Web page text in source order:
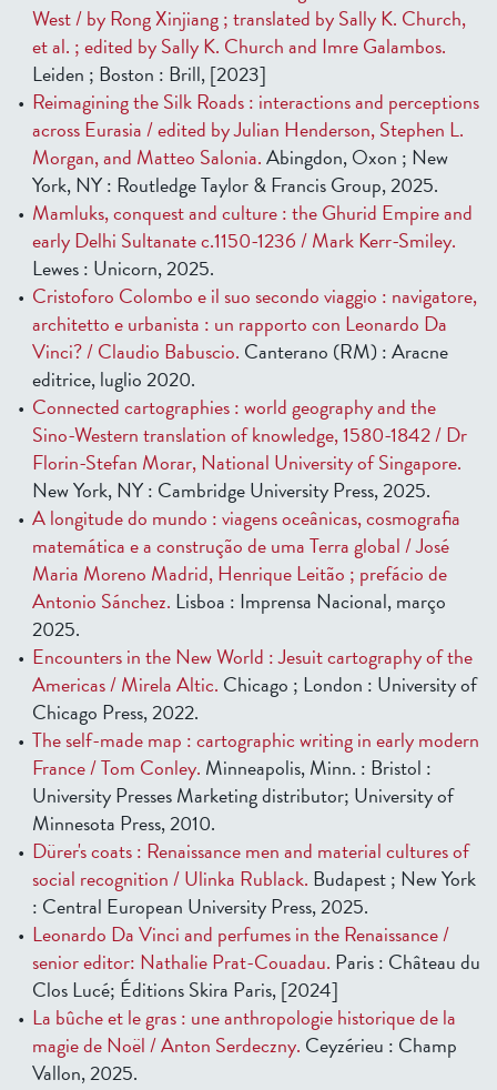
West / by Rong Xinjiang ; translated by Sally K. Church,
et al. ; edited by Sally K. Church and Imre Galambos.
Leiden ; Boston : Brill, [2023]
Reimagining the Silk Roads : interactions and perceptions
across Eurasia / edited by Julian Henderson, Stephen L.
Morgan, and Matteo Salonia.Abingdon, Oxon ; New
York, NY : Routledge Taylor & Francis Group, 2025.
Mamluks, conquest and culture : the Ghurid Empire and
early Delhi Sultanate c.1150-1236 / Mark Kerr-Smiley.
Lewes : Unicorn, 2025.
Cristoforo Colombo e il suo secondo viaggio : navigatore,
architetto e urbanista : un rapporto con Leonardo Da
Vinci? / Claudio Babuscio. Canterano (RM) : Aracne
editrice, luglio 2020.
Connected cartographies : world geography and the
Sino-Western translation of knowledge, 1580-1842 / Dr
Florin-Stefan Morar, National University of Singapore.
New York, NY : Cambridge University Press, 2025.
A longitude do mundo : viagens oceânicas, cosmografia
matemática e a construção de uma Terra global / José
Maria Moreno Madrid, Henrique Leitão ; prefácio de
Antonio Sánchez. Lisboa : Imprensa Nacional, março
2025.
Encounters in the New World : Jesuit cartography of the
Americas / Mirela Altic. Chicago ; London : University of
Chicago Press, 2022.
The self-made map : cartographic writing in early modern
France / Tom Conley. Minneapolis, Minn. : Bristol :
University Presses Marketing distributor; University of
Minnesota Press, 2010.
Dürer's coats : Renaissance men and material cultures of
social recognition / Ulinka Rublack. Budapest ; New York
: Central European University Press, 2025.
Leonardo Da Vinci and perfumes in the Renaissance /
senior editor: Nathalie Prat-Couadau. Paris : Château du
Clos Lucé; Éditions Skira Paris, [2024]
La bûche et le gras : une anthropologie historique de la
magie de Noël / Anton Serdeczny. Ceyzérieu : Champ
Vallon, 2025.